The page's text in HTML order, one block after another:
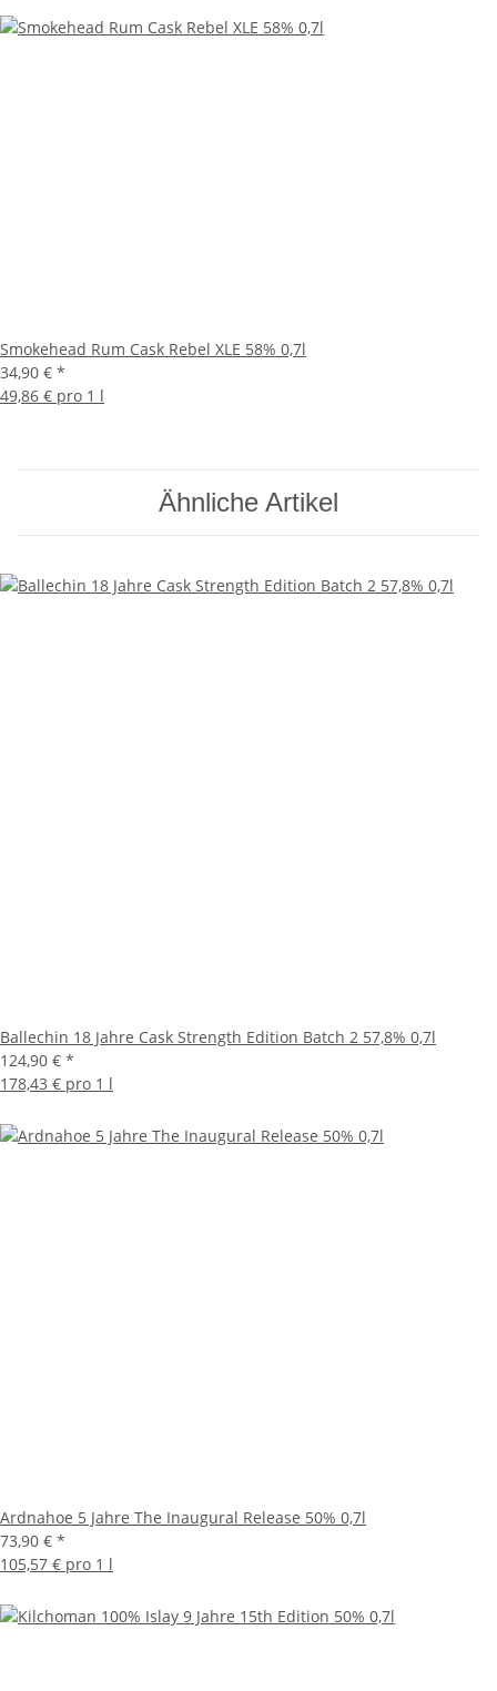
Smokehead Rum Cask Rebel XLE 58% 0,7l
34,90 € *
49,86 € pro 1 l
Ähnliche Artikel
Ballechin 18 Jahre Cask Strength Edition Batch 2 57,8% 0,7l
124,90 € *
178,43 € pro 1 l
Ardnahoe 5 Jahre The Inaugural Release 50% 0,7l
73,90 € *
105,57 € pro 1 l